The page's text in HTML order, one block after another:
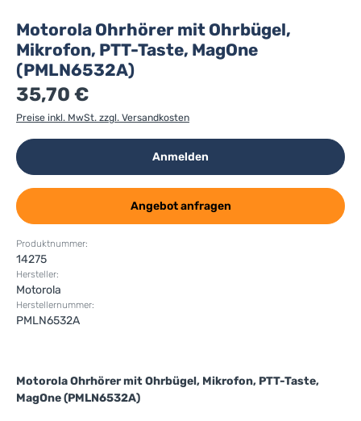
Motorola Ohrhörer mit Ohrbügel,
Mikrofon, PTT-Taste, MagOne
(PMLN6532A)
35,70 €
Preise inkl. MwSt. zzgl. Versandkosten
Anmelden
Angebot anfragen
Produktnummer:
14275
Hersteller:
Motorola
Herstellernummer:
PMLN6532A
Motorola Ohrhörer mit Ohrbügel, Mikrofon, PTT-Taste,
MagOne (PMLN6532A)